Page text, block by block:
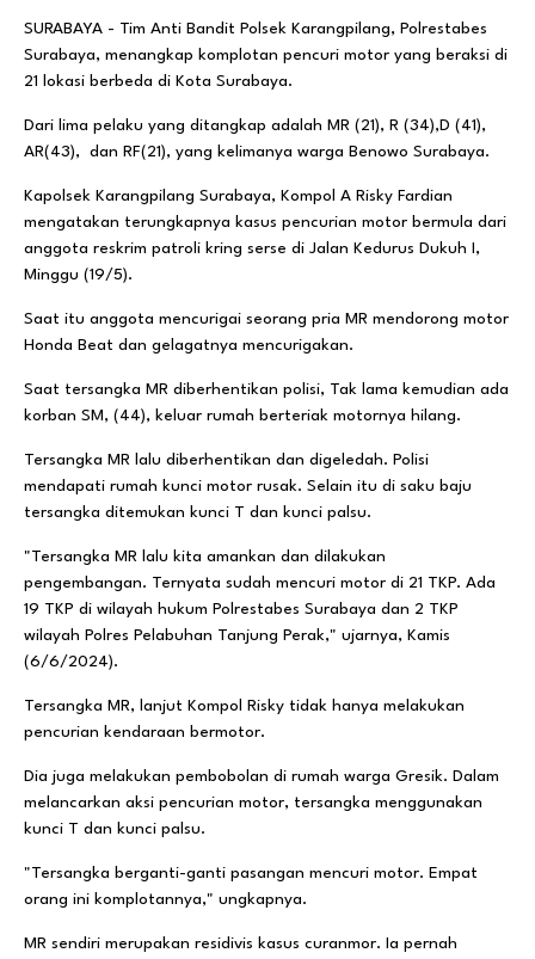
SURABAYA - Tim Anti Bandit Polsek Karangpilang, Polrestabes
Surabaya, menangkap komplotan pencuri motor yang beraksi di
21 lokasi berbeda di Kota Surabaya.
Dari lima pelaku yang ditangkap adalah MR (21), R (34),D (41),
AR(43), dan RF(21), yang kelimanya warga Benowo Surabaya.
Kapolsek Karangpilang Surabaya, Kompol A Risky Fardian
mengatakan terungkapnya kasus pencurian motor bermula dari
anggota reskrim patroli kring serse di Jalan Kedurus Dukuh I,
Minggu (19/5).
Saat itu anggota mencurigai seorang pria MR mendorong motor
Honda Beat dan gelagatnya mencurigakan.
Saat tersangka MR diberhentikan polisi, Tak lama kemudian ada
korban SM, (44), keluar rumah berteriak motornya hilang.
Tersangka MR lalu diberhentikan dan digeledah. Polisi
mendapati rumah kunci motor rusak. Selain itu di saku baju
tersangka ditemukan kunci T dan kunci palsu.
"Tersangka MR lalu kita amankan dan dilakukan
pengembangan. Ternyata sudah mencuri motor di 21 TKP. Ada
19 TKP di wilayah hukum Polrestabes Surabaya dan 2 TKP
wilayah Polres Pelabuhan Tanjung Perak," ujarnya, Kamis
(6/6/2024).
Tersangka MR, lanjut Kompol Risky tidak hanya melakukan
pencurian kendaraan bermotor.
Dia juga melakukan pembobolan di rumah warga Gresik. Dalam
melancarkan aksi pencurian motor, tersangka menggunakan
kunci T dan kunci palsu.
"Tersangka berganti-ganti pasangan mencuri motor. Empat
orang ini komplotannya," ungkapnya.
MR sendiri merupakan residivis kasus curanmor. Ia pernah